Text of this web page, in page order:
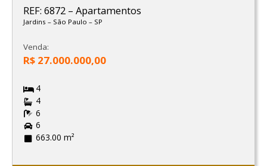
REF: 6872 – Apartamentos
Jardins – São Paulo – SP
Venda:
R$ 27.000.000,00
4
4
6
6
663.00 m²